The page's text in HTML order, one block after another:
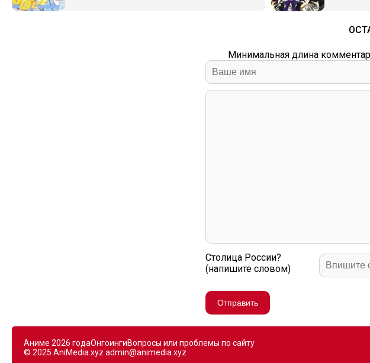
Минимальная длина
Столица России?
(напишите словом)
Отправить
Аниме 2026 годаОнгоингиВопросы или проблемы по сайту
© 2025 AniMedia.xyz admin@animedia.xyz